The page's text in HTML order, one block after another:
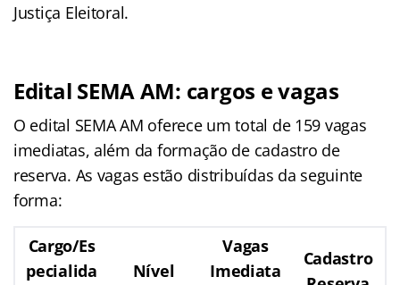
Justiça Eleitoral.
Edital SEMA AM: cargos e vagas
O edital SEMA AM oferece um total de 159 vagas
imediatas, além da formação de cadastro de
reserva. As vagas estão distribuídas da seguinte
forma:
Cargo/Es
pecialida
Nível
Vagas
Imediata
Cadastro